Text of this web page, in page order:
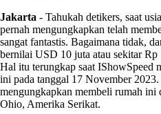
Jakarta - Tahukah detikers, saat
pernah mengungkapkan telah
sangat fantastis. Bagaimana tidak,
bernilai USD 10 juta atau sekitar Rp
Hal itu terungkap saat IShowSpeed
ini pada tanggal 17 November
mengungkapkan membeli rumah
Ohio, Amerika Serikat.